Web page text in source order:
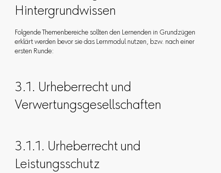
Hintergrundwissen
Folgende Themenbereiche sollten den Lernenden in Grundzügen
erklärt werden bevor sie das Lernmodul nutzen, bzw. nach einer
ersten Runde:
3.1. Urheberrecht und
Verwertungsgesellschaften
3.1.1. Urheberrecht und
Leistungsschutz